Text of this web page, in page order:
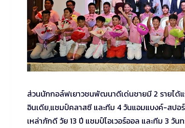
ส่วนนักกอล์ฟเยาวชนพัฒนาดีเด่นชายมี 2 รายได้
อินเดีย,แชมป์คลาสซี และทีม 4 วันแอมแบงค์-สปอ
เหล่าภักดี วัย 13 ปี แชมป์โอเวอร์ออล และทีม 3 วั